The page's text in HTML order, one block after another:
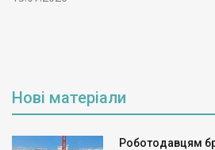
Нові матеріали
Роботодавцям